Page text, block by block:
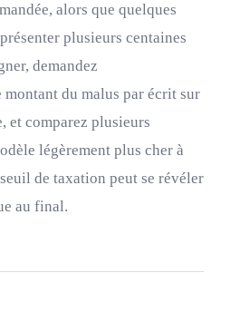
alors que quelques
plusieurs centaines
demandez
montant du malus par écrit sur
et comparez plusieurs
légèrement plus cher à
de taxation peut se révéler
au final.